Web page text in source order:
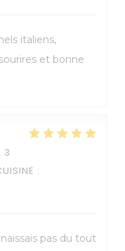
italiens,
et bonne
3
:
pas du tout